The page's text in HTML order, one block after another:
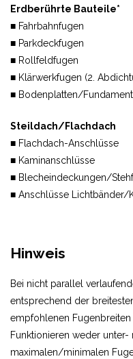
Erdberührte Bauteile*
■ Fahrbahnfugen
■ Parkdeckfugen
■ Rollfeldfugen
■ Klärwerkfugen (2.
■ Bodenplatten/
Steildach/Flachdach
■ Flachdach-Anschlüsse
■ Kaminanschlüsse
■ Blecheindeckungen/
■ Anschlüsse Lichtbänder/
Hinweis
Bei nicht parallel
entsprechend der
empfohlenen
Funktionieren weder
maximalen/minimalen